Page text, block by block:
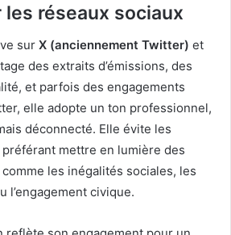
les réseaux sociaux
sur X (anciennement Twitter) et
des extraits d’émissions, des
et parfois des engagements
elle adopte un ton professionnel,
déconnecté. Elle évite les
mettre en lumière des
les inégalités sociales, les
l’engagement civique.